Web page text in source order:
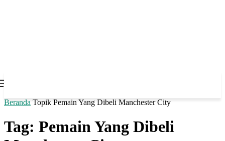
Beranda Topik Pemain Yang Dibeli Manchester City
Tag: Pemain Yang Dibeli